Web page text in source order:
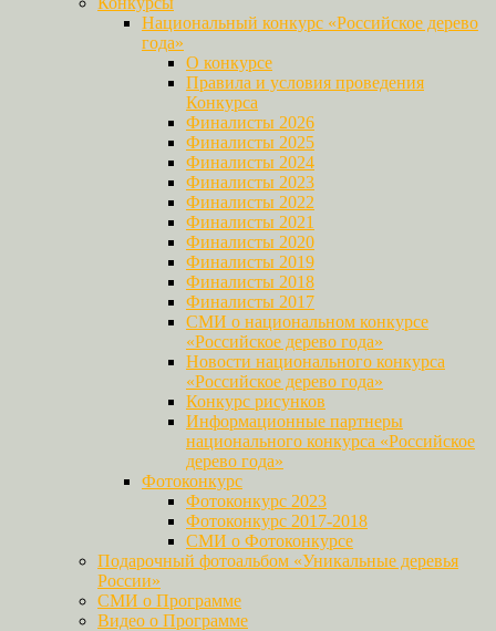
Национальный конкурс «Российское дерево
года»
О конкурсе
Правила и условия проведения
Конкурса
Финалисты 2026
Финалисты 2025
Финалисты 2024
Финалисты 2023
Финалисты 2022
Финалисты 2021
Финалисты 2020
Финалисты 2019
Финалисты 2018
Финалисты 2017
СМИ о национальном конкурсе
«Российское дерево года»
Новости национального конкурса
«Российское дерево года»
Конкурс рисунков
Информационные партнеры
национального конкурса «Российское
дерево года»
Фотоконкурс
Фотоконкурс 2023
Фотоконкурс 2017-2018
СМИ о Фотоконкурсе
Подарочный фотоальбом «Уникальные деревья
России»
СМИ о Программе
Видео о Программе